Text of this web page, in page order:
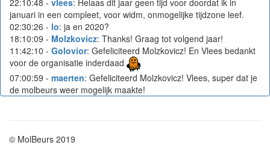
22:10:48 - vlees: Helaas dit jaar geen tijd voor doordat ik in
januari in een compleet, voor widm, onmogelijke tijdzone leef.
02:30:26 - lo: ja en 2020?
18:10:09 - Molzkovicz: Thanks! Graag tot volgend jaar!
11:42:10 - Golovior: Gefeliciteerd Molzkovicz! En Vlees bedankt
voor de organisatie inderdaad
07:00:59 - maerten: Gefeliciteerd Molzkovicz! Vlees, super dat je
de molbeurs weer mogelijk maakte!
10:35:54 -Molzkovicz
© MolBeurs 2019